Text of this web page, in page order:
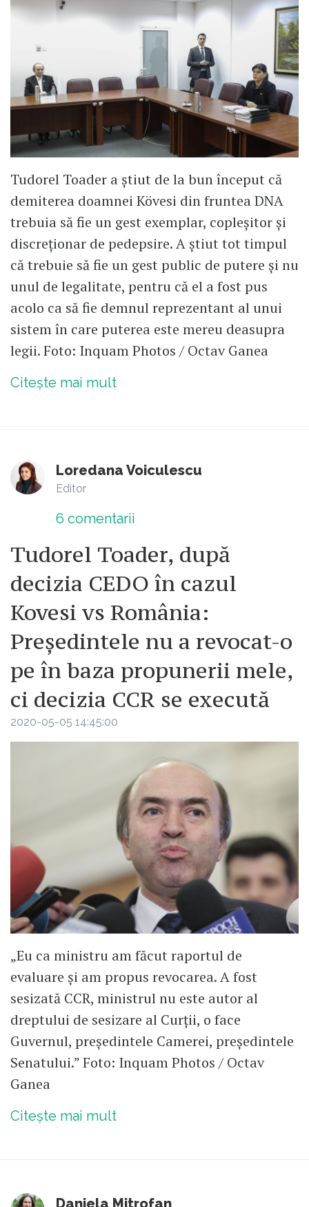
Tudorel Toader a știut de la bun început că
demiterea doamnei Kövesi din fruntea DNA
trebuia să fie un gest exemplar, copleșitor și
discreționar de pedepsire. A știut tot timpul
că trebuie să fie un gest public de putere și nu
unul de legalitate, pentru că el a fost pus
acolo ca să fie demnul reprezentant al unui
sistem în care puterea este mereu deasupra
legii. Foto: Inquam Photos / Octav Ganea
Citește mai mult
Loredana Voiculescu
Editor
6 comentarii
Tudorel Toader, după
decizia CEDO în cazul
Kovesi vs România:
Președintele nu a revocat-o
pe în baza propunerii mele,
ci decizia CCR se execută
2020-05-05 14:45:00
„Eu ca ministru am făcut raportul de
evaluare şi am propus revocarea. A fost
sesizată CCR, ministrul nu este autor al
dreptului de sesizare al Curţii, o face
Guvernul, președintele Camerei, președintele
Senatului.” Foto: Inquam Photos / Octav
Ganea
Citește mai mult